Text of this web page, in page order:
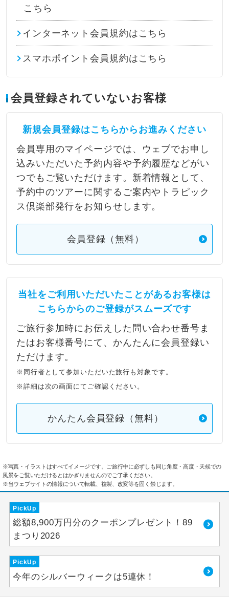
こちら
インターネット会員規約はこちら
スマホポイント会員規約はこちら
会員登録されていないお客様
新規会員登録はこちらからお進みください
会員専用のマイページでは、ウェブでお申し
込みいただいた予約内容や予約履歴などがい
つでもご覧いただけます。新着情報として、
予約中のツアーに関するご案内やトラピック
ス倶楽部発行をお知らせします。
会員登録（無料）
当社をご利用いただいたことがあるお客様は
こちらからのご登録がスムーズです
ご旅行参加時にお伝えした問い合わせ番号ま
たはお客様番号にて、かんたんに会員登録い
ただけます。
※同行者として参加いただいた旅行も対象です。
※詳細は次の画面にてご確認ください。
かんたん会員登録（無料）
※写真・イラストはすべてイメージです。ご旅行中に必ずしも同じ角度・高度・天候での
風景をご覧いただけるとはかぎりませんのでご了承ください。
※当ウェブサイトの情報について転載、複製、改変等を固く禁じます。
PickUp
総額8,900万円分のクーポンプレゼント！89
まつり2026
PickUp
今年のシルバーウィークは5連休！